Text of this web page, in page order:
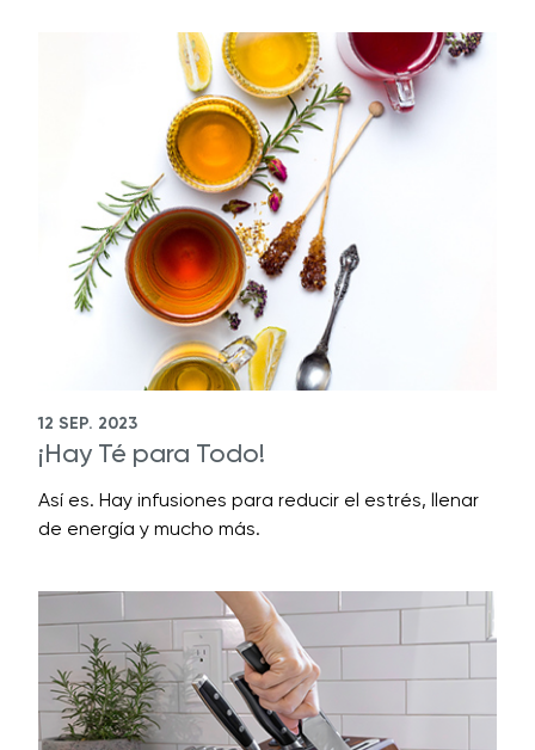
12 SEP. 2023
¡Hay Té para Todo!
Así es. Hay infusiones para reducir el estrés, llenar
de energía y mucho más.